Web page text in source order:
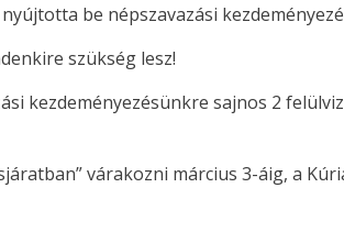
be népszavazási
szükség lesz!
kezdeményezésünkre sajnos 2
várakozni március 3-áig, a